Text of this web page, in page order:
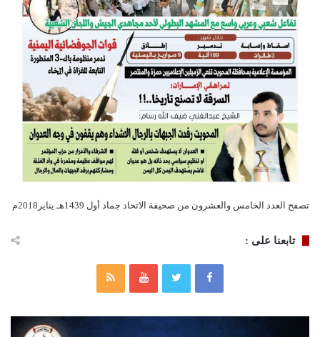
تصفح العدد الخامس والعشرون من صحيفة الاتحاد جماد أول 1439هـ يناير2018م
تابعنا على :